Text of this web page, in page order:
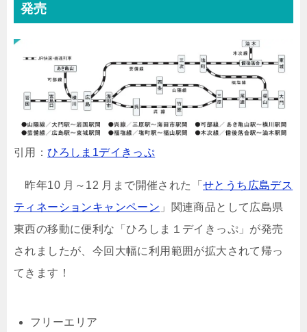
発売
引用：ひろしま1デイきっぷ
昨年10 月～12 月まで開催された「 せとうち広島デス
ティネーションキャンペーン 」関連商品として広島県
東西の移動に便利な「ひろしま１デイきっぷ」が発売
されましたが、今回大幅に利用範囲が拡大されて帰っ
てきます！
フリーエリア